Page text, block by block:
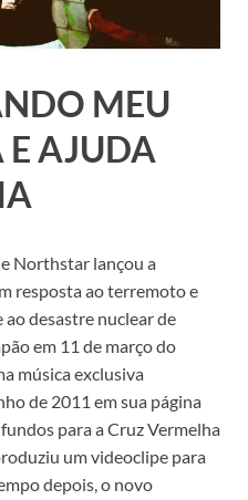
MEU
E AJUDA
Northstar lançou a
resposta ao terremoto e
desastre nuclear de
em 11 de março do
música exclusiva
de 2011 em sua página
para a Cruz Vermelha
um videoclipe para
depois, o novo